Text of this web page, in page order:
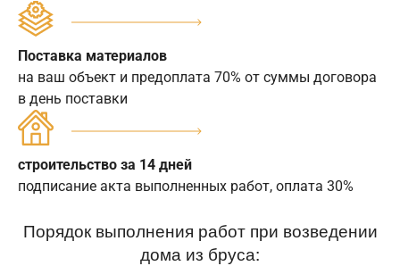
Поставка материалов
на ваш объект и предоплата 70% от суммы договора
в день поставки
строительство за 14 дней
подписание акта выполненных работ, оплата 30%
Порядок выполнения работ при возведении
дома из бруса: